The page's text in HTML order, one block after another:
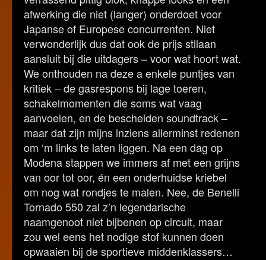
afwerking die niet (langer) onderdoet voor
Japanse of Europese concurrenten. Niet
verwonderlijk dus dat ook de prijs stilaan
aansluit bij die uitdagers – voor wat hoort wat.
We onthouden na deze a enkele puntjes van
kritiek – de gasrespons bij lage toeren,
schakelmomenten die soms wat vaag
aanvoelen, en de bescheiden soundtrack –
maar dat zijn mijns inziens allerminst redenen
om ‘m links te laten liggen. Na een dag op
Modena stappen we immers af met een grijns
van oor tot oor, én een onderhuidse kriebel
om nog wat rondjes te malen. Nee, de Benelli
Tornado 550 zal z’n legendarische
naamgenoot niet bijbenen op circuit, maar
zou wel eens het nodige stof kunnen doen
opwaaien bij de sportieve middenklassers…